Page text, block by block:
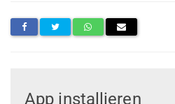
App installieren